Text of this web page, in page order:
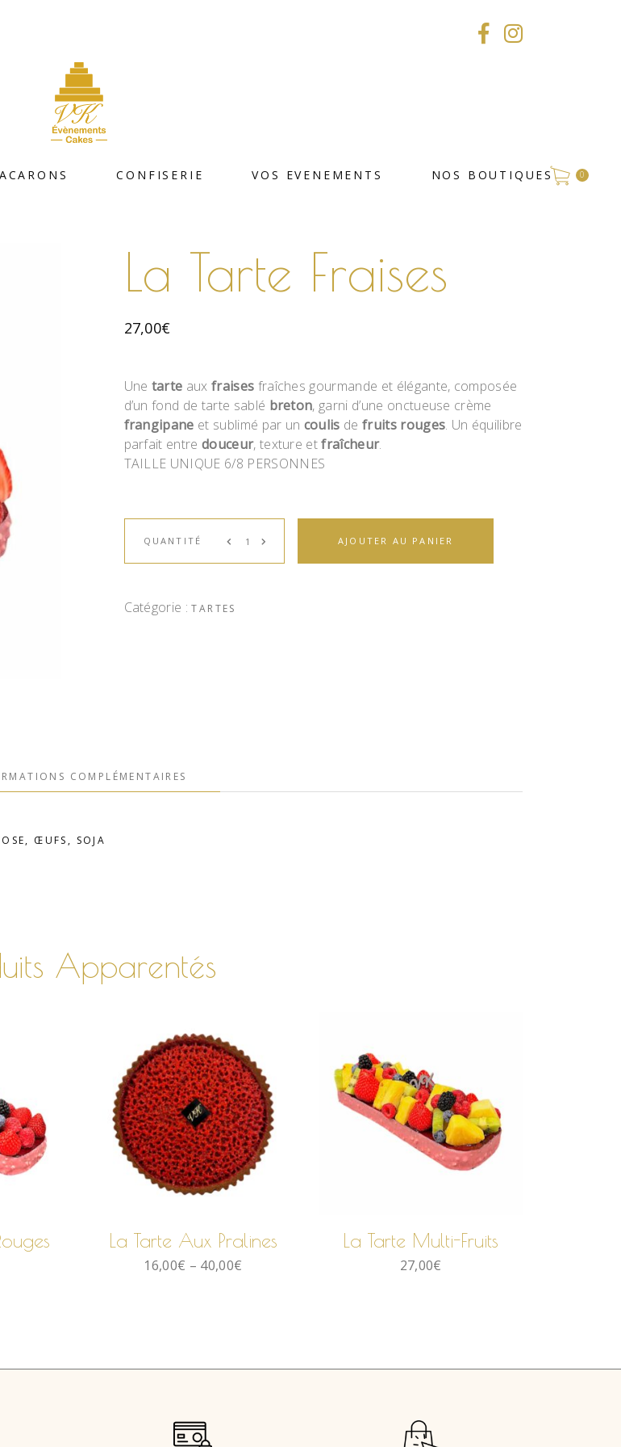
CONFISERIE VOS EVENEMENTS NOS BOUTIQUES 0
La Tarte Fraises
27,00€
Une tarte aux fraises fraîches gourmande et élégante, composée
d’un fond de tarte sablé breton, garni d’une onctueuse crème
frangipane et sublimé par un coulis de fruits rouges. Un équilibre
parfait entre douceur, texture etfraîcheur.
TAILLE UNIQUE 6/8 PERSONNES
QUANTITÉ AJOUTER AU PANIER
Catégorie :TARTES
COMPLÉMENTAIRES
ŒUFS, SOJA
Apparentés
CHOIX DES
OPTIONS
La Tarte Aux Pralines
16,00€ – 40,00€
La Tarte Multi-Fruits
27,00€